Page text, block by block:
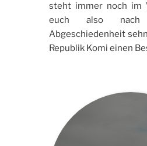
steht immer noch im
euch also
Abgeschiedenheit
Republik Komi einen